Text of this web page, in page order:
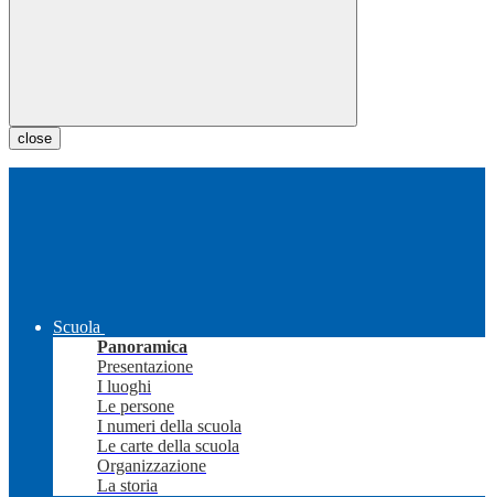
close
Scuola
Panoramica
Presentazione
I luoghi
Le persone
I numeri della scuola
Le carte della scuola
Organizzazione
La storia